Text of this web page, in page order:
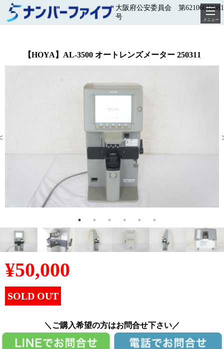
大阪府公安委員会 第
号
メニュー
【HOYA】AL-3500 オートレンズメーター 250311
¥50,000
SOLD OUT
＼ご購入希望の方はお問合せ下さい／